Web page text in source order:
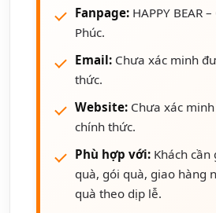
Fanpage: HAPPY BEAR
Phúc.
Email: Chưa xác minh
thức.
Website: Chưa xác
chính thức.
Phù hợp với: Khách
quà, gói quà, giao hàng
quà theo dịp lễ.